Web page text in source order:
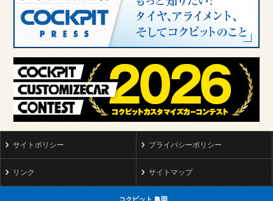
サイトポリシー プライバシーポリシー
リンク サイトマップ
コクピット 亀岡